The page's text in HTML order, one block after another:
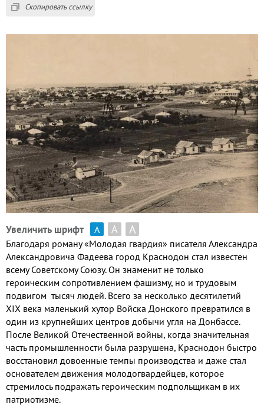
Скопировать ссылку
Увеличить шрифт А А А
Благодаря роману «Молодая гвардия» писателя Александра
Александровича Фадеева город Краснодон стал известен
всему Советскому Союзу.Он знаменит не только
героическим сопротивлением фашизму, но и трудовым
подвигом тысяч людей. Всего за несколько десятилетий
XIX века маленький хутор Войска Донского превратился в
один из крупнейших центров добычи угля на Донбассе.
После Великой Отечественной войны, когда значительная
часть промышленности была разрушена, Краснодон быстро
восстановил довоенные темпы производства и даже стал
основателем движения молодогвардейцев, которое
стремилось подражать героическим подпольщикам в их
патриотизме.